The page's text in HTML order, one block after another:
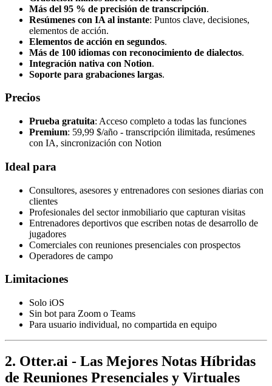
Más del 95 % de precisión de transcripción.
Resúmenes con IA al instante: Puntos clave, decisiones,
elementos de acción.
Elementos de acción en segundos.
Más de 100 idiomas con reconocimiento de dialectos.
Integración nativa con Notion.
Soporte para grabaciones largas.
Precios
Prueba gratuita: Acceso completo a todas las funciones
Premium: 59,99 $/año - transcripción ilimitada, resúmenes
con IA, sincronización con Notion
Ideal para
Consultores, asesores y entrenadores con sesiones diarias con
clientes
Profesionales del sector inmobiliario que capturan visitas
Entrenadores deportivos que escriben notas de desarrollo de
jugadores
Comerciales con reuniones presenciales con prospectos
Operadores de campo
Limitaciones
Solo iOS
Sin bot para Zoom o Teams
Para usuario individual, no compartida en equipo
2. Otter.ai - Las Mejores Notas Híbridas
de Reuniones Presenciales y Virtuales